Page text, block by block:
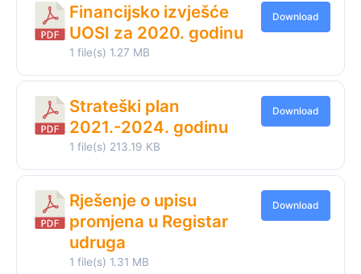
Financijsko izvješće
UOSI za 2020. godinu
1 file(s) 1.27 MB
Download
Strateški plan
2021.-2024. godinu
1 file(s) 213.19 KB
Download
Rješenje o upisu
promjena u Registar
udruga
1 file(s) 1.31 MB
Download